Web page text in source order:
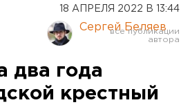
18 АПРЕЛЯ 2022 В 13:44
Сергей Беляев
два года
крестный